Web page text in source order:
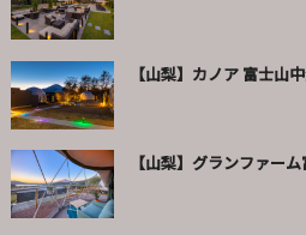
【山梨】カノア 富士山
【山梨】グランファー